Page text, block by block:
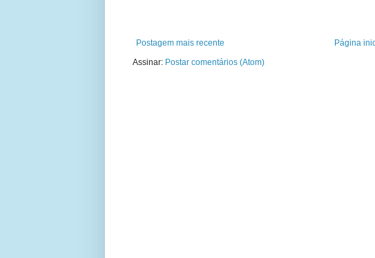
Postagem mais recente
Página
Assinar: Postar comentários (Atom)